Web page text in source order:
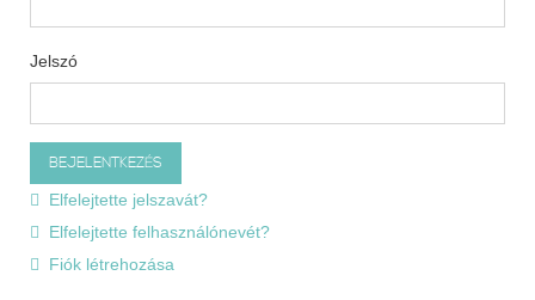
Jelszó
Elfelejtette jelszavát?
Elfelejtette felhasználónevét?
Fiók létrehozása